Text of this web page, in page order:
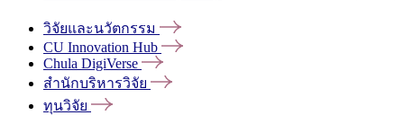
วิจัยและนวัตกรรม
CU Innovation Hub
Chula DigiVerse
สำนักบริหารวิจัย
ทุนวิจัย